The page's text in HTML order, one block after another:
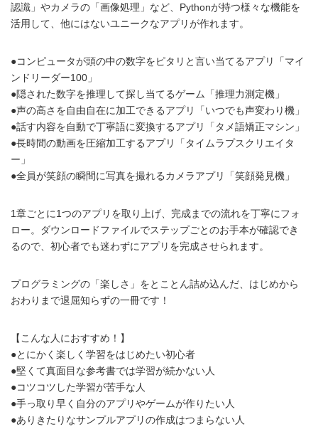
認識」やカメラの「画像処理」など、Pythonが持つ様々な機能を
活用して、他にはないユニークなアプリが作れます。
●コンピュータが頭の中の数字をピタリと言い当てるアプリ「マイ
ンドリーダー100」
●隠された数字を推理して探し当てるゲーム「推理力測定機」
●声の高さを自由自在に加工できるアプリ「いつでも声変わり機」
●話す内容を自動で丁寧語に変換するアプリ「タメ語矯正マシン」
●長時間の動画を圧縮加工するアプリ「タイムラプスクリエイタ
ー」
●全員が笑顔の瞬間に写真を撮れるカメラアプリ「笑顔発見機」
1章ごとに1つのアプリを取り上げ、完成までの流れを丁寧にフォ
ロー。ダウンロードファイルでステップごとのお手本が確認でき
るので、初心者でも迷わずにアプリを完成させられます。
プログラミングの「楽しさ」をとことん詰め込んだ、はじめから
おわりまで退屈知らずの一冊です！
【こんな人におすすめ！】
●とにかく楽しく学習をはじめたい初心者
●堅くて真面目な参考書では学習が続かない人
●コツコツした学習が苦手な人
●手っ取り早く自分のアプリやゲームが作りたい人
●ありきたりなサンプルアプリの作成はつまらない人